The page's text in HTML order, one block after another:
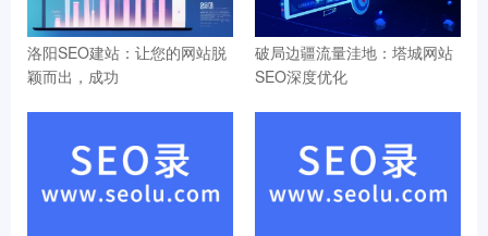
洛阳SEO建站：让您的网站脱
颖而出，成功
破局边疆流量洼地：塔城网站
SEO深度优化